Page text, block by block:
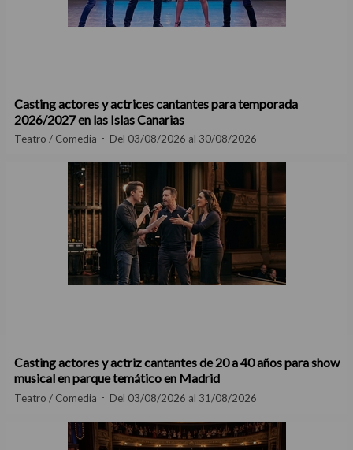
Casting actores y actrices cantantes para temporada
2026/2027 en las Islas Canarias
Teatro / Comedia Del 03/08/2026 al 30/08/2026
Casting actores y actriz cantantes de 20 a 40 años para show
musical en parque temático en Madrid
Teatro / Comedia Del 03/08/2026 al 31/08/2026